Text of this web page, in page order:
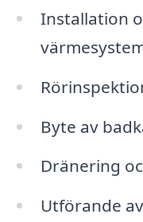
Installation
Byte av
Dränering
Utförande